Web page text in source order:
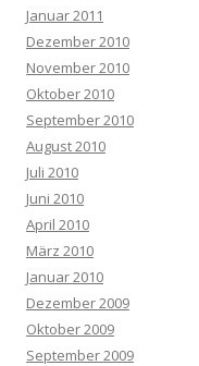
Januar 2011
Dezember 2010
November 2010
Oktober 2010
September 2010
August 2010
Juli 2010
Juni 2010
April 2010
März 2010
Januar 2010
Dezember 2009
Oktober 2009
September 2009